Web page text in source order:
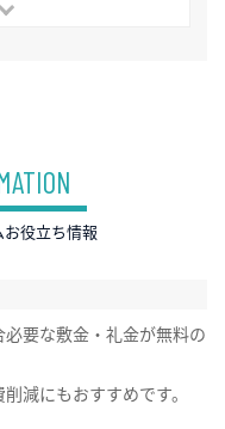
役立ち情報
要な敷金・礼金が無料の
減にもおすすめです。